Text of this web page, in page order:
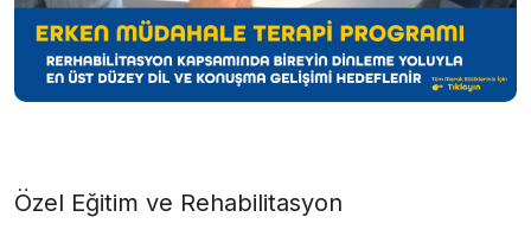
Özel Eğitim ve Rehabilitasyon